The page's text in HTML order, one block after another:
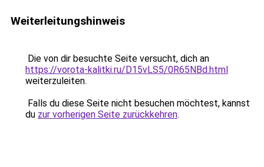
Weiterleitungshinweis
Die von dir besuchte Seite versucht, dich an
https://vorota-kalitki.ru/D15vLS5/0R65NBd.html
weiterzuleiten.
Falls du diese Seite nicht besuchen möchtest, kannst
du zur vorherigen Seite zurückkehren.